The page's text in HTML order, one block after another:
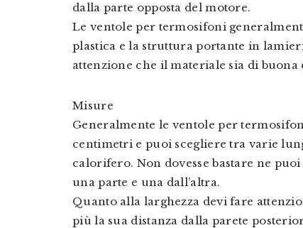
dalla parte opposta del motore.
Le ventole per termosifoni
plastica e la struttura portante in
attenzione che il materiale sia di buona
Misure
Generalmente le ventole per
centimetri e puoi scegliere tra varie
calorifero. Non dovesse bastare ne
una parte e una dall’altra.
Quanto alla larghezza devi fare
più la sua distanza dalla parete